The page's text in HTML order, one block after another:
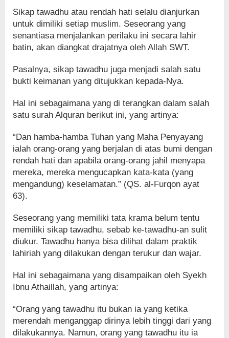
Sikap tawadhu atau rendah hati selalu dianjurkan
untuk dimiliki setiap muslim. Seseorang yang
senantiasa menjalankan perilaku ini secara lahir
batin, akan diangkat drajatnya oleh Allah SWT.
Pasalnya, sikap tawadhu juga menjadi salah satu
bukti keimanan yang ditujukkan kepada-Nya.
Hal ini sebagaimana yang di terangkan dalam salah
satu surah Alquran berikut ini, yang artinya:
“Dan hamba-hamba Tuhan yang Maha Penyayang
ialah orang-orang yang berjalan di atas bumi dengan
rendah hati dan apabila orang-orang jahil menyapa
mereka, mereka mengucapkan kata-kata (yang
mengandung) keselamatan.” (QS. al-Furqon ayat
63).
Seseorang yang memiliki tata krama belum tentu
memiliki sikap tawadhu, sebab ke-tawadhu-an sulit
diukur. Tawadhu hanya bisa dilihat dalam praktik
lahiriah yang dilakukan dengan terukur dan wajar.
Hal ini sebagaimana yang disampaikan oleh Syekh
Ibnu Athaillah, yang artinya:
“Orang yang tawadhu itu bukan ia yang ketika
merendah menganggap dirinya lebih tinggi dari yang
dilakukannya. Namun, orang yang tawadhu itu ia